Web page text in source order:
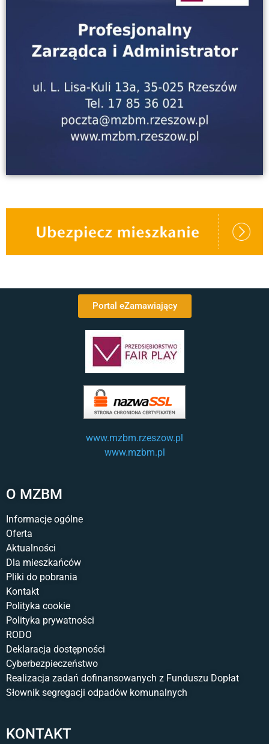
KONTAKT
O MZBM
Informacje ogólne
Oferta
Aktualności
Dla mieszkańców
Pliki do pobrania
Kontakt
Polityka cookie
Polityka prywatności
RODO
Deklaracja dostępności
Cyberbezpieczeństwo
Realizacja zadań dofinansowanych z Funduszu Dopłat
Słownik segregacji odpadów komunalnych
Portal eZamawiający
www.mzbm.rzeszow.pl
www.mzbm.pl